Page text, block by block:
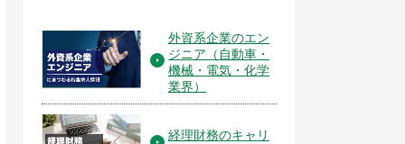
外資系企業のエン
ジニア（自動車・
機械・電気・化学
業界）
経理財務のキャリ